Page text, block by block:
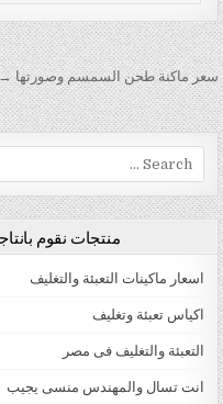
تصفّح المقالات
سعر ماكنة طحن السمسم وصورتها
Search for:
منتجات نقوم
اسعار ماكينات التعبئة والتغليف
اكياس تعبئة وتغليف
التعبئة والتغليف فى مصر
انت تسال والمهندس منسى يجيب